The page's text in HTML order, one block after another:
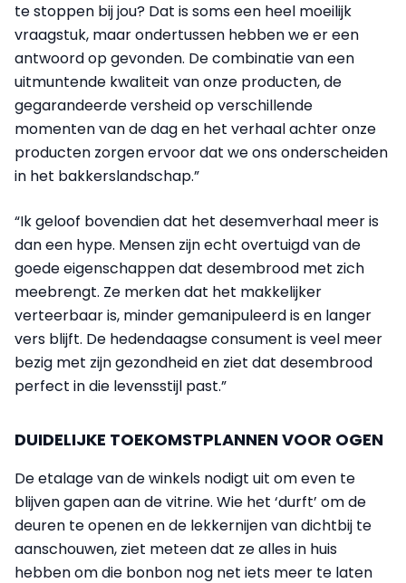
te stoppen bij jou? Dat is soms een heel moeilijk
vraagstuk, maar ondertussen hebben we er een
antwoord op gevonden. De combinatie van een
uitmuntende kwaliteit van onze producten, de
gegarandeerde versheid op verschillende
momenten van de dag en het verhaal achter onze
producten zorgen ervoor dat we ons onderscheiden
in het bakkerslandschap.”
“Ik geloof bovendien dat het desemverhaal meer is
dan een hype. Mensen zijn echt overtuigd van de
goede eigenschappen dat desembrood met zich
meebrengt. Ze merken dat het makkelijker
verteerbaar is, minder gemanipuleerd is en langer
vers blijft. De hedendaagse consument is veel meer
bezig met zijn gezondheid en ziet dat desembrood
perfect in die levensstijl past.”
DUIDELIJKE TOEKOMSTPLANNEN VOOR OGEN
De etalage van de winkels nodigt uit om even te
blijven gapen aan de vitrine. Wie het ‘durft’ om de
deuren te openen en de lekkernijen van dichtbij te
aanschouwen, ziet meteen dat ze alles in huis
hebben om die bonbon nog net iets meer te laten